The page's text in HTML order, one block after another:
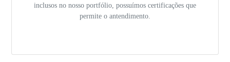
inclusos no nosso portfólio, possuímos certificações que
permite o antendimento.